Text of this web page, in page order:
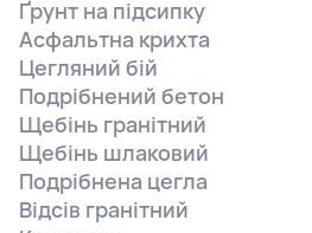
Ґрунт на підсипку
Асфальтна крихта
Цегляний бій
Подрібнений бетон
Щебінь гранітний
Щебінь шлаковий
Подрібнена цегла
Відсів гранітний